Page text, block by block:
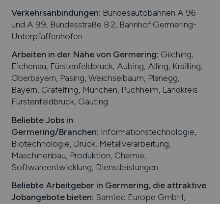
Verkehrsanbindungen: Bundesautobahnen A 96
und A 99, Bundesstraße B 2, Bahnhof Germering-
Unterpfaffenhofen
Arbeiten in der Nähe von Germering: Gilching,
Eichenau, Fürstenfeldbruck, Aubing, Alling, Krailling,
Oberbayern, Pasing, Weichselbaum, Planegg,
Bayern, Gräfelfing, München, Puchheim, Landkreis
Fürstenfeldbruck, Gauting
Beliebte Jobs in
Germering/Branchen: Informationstechnologie,
Biotechnologie, Druck, Metallverarbeitung,
Maschinenbau, Produktion, Chemie,
Softwareentwicklung, Dienstleistungen
Beliebte Arbeitgeber in Germering, die attraktive
Jobangebote bieten: Samtec Europe GmbH,